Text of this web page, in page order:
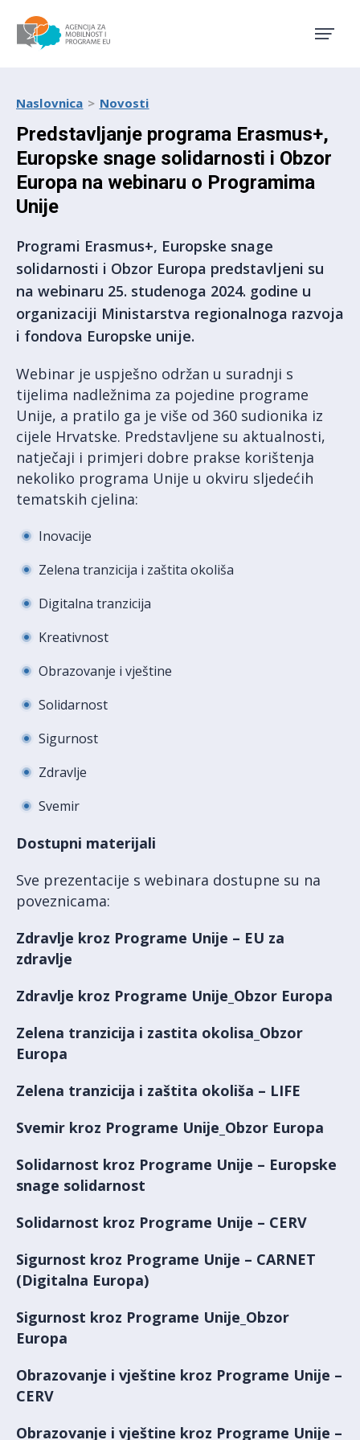
Naslovnica Novosti
Predstavljanje programa Erasmus+,
Europske snage solidarnosti i Obzor
Europa na webinaru o Programima
Unije
Programi Erasmus+, Europske snage
solidarnosti i Obzor Europa predstavljeni su
na webinaru 25. studenoga 2024. godine u
organizaciji Ministarstva regionalnoga razvoja
i fondova Europske unije.
Webinar je uspješno održan u suradnji s
tijelima nadležnima za pojedine programe
Unije, a pratilo ga je više od 360 sudionika iz
cijele Hrvatske. Predstavljene su aktualnosti,
natječaji i primjeri dobre prakse korištenja
nekoliko programa Unije u okviru sljedećih
tematskih cjelina:
Inovacije
Zelena tranzicija i zaštita okoliša
Digitalna tranzicija
Kreativnost
Obrazovanje i vještine
Solidarnost
Sigurnost
Zdravlje
Svemir
Dostupni materijali
Sve prezentacije s webinara dostupne su na
poveznicama:
Zdravlje kroz Programe Unije – EU za
zdravlje
Zdravlje kroz Programe Unije_Obzor Europa
Zelena tranzicija i zastita okolisa_Obzor
Europa
Zelena tranzicija i zaštita okoliša – LIFE
Svemir kroz Programe Unije_Obzor Europa
Solidarnost kroz Programe Unije – Europske
snage solidarnost
Solidarnost kroz Programe Unije – CERV
Sigurnost kroz Programe Unije – CARNET
(Digitalna Europa)
Sigurnost kroz Programe Unije_Obzor
Europa
Obrazovanje i vještine kroz Programe Unije –
CERV
Obrazovanje i vještine kroz Programe Unije –